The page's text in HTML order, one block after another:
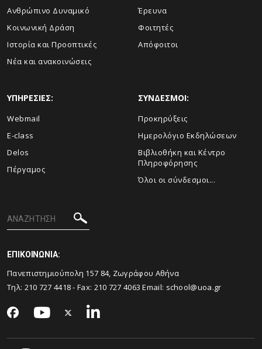
Ανθρώπινο Δυναμικό
Κοινωνική Δράση
Ιστορία και Προοπτικές
Νέα και ανακοινώσεις
Έρευνα
Φοιτητές
Απόφοιτοι
ΥΠΗΡΕΣΙΕΣ:
Webmail
E-class
Delos
Πέργαμος
ΣΥΝΔΕΣΜΟΙ:
Προκηρύξεις
Ημερολόγιο Εκδηλώσεων
Βιβλιοθήκη και Κέντρο
Πληροφόρησης
Όλοι οι σύνδεσμοι...
ΕΠΙΚΟΙΝΩΝΙΑ:
Πανεπιστημιούπολη 157 84, Ζωγράφου Αθήνα
Τηλ: 210 727 4418- Fax: 210 727 4063 Email: school@uoa.gr